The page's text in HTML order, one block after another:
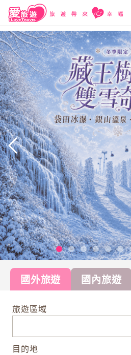
國外旅遊 國內旅遊
旅遊區域
目的地